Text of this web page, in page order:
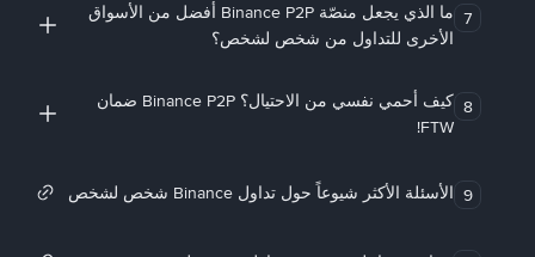
7
ما الذي يجعل منصّة Binance P2P أفضل من الأسواق
الأخرى للتداول من شخص لشخص؟
8
كيف أحمي نفسي من الاحتيال؟ Binance P2P ضمان
FTW!
9 الأسئلة الأكثر شيوعاً حول تداول Binance شخص لشخص